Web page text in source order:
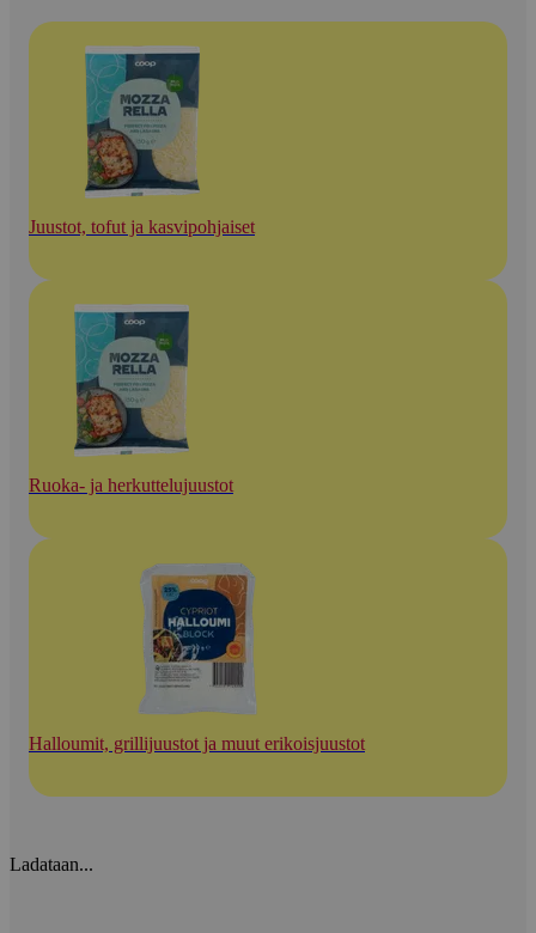
Juustot, tofut ja kasvipohjaiset
Ruoka- ja herkuttelujuustot
Halloumit, grillijuustot ja muut erikoisjuustot
Ladataan...